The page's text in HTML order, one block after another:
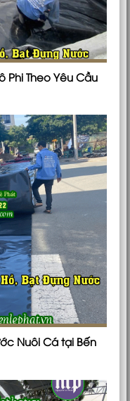
Phi Theo Yêu Cầu
Nuôi Cá tại Bến